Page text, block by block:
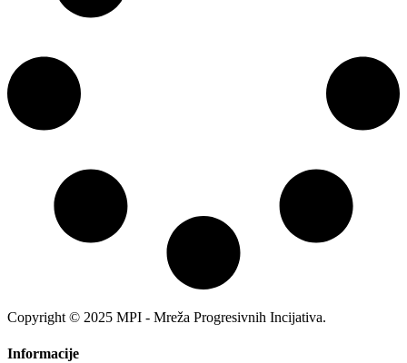
Copyright © 2025 MPI - Mreža Progresivnih Incijativa.
Informacije